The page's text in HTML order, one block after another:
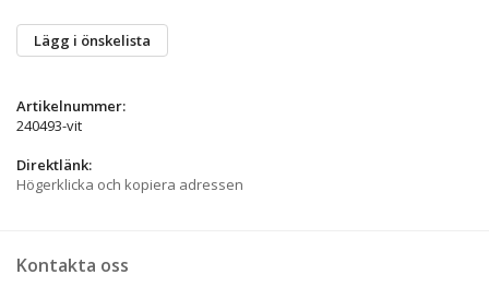
Lägg i önskelista
Artikelnummer:
240493-vit
Direktlänk:
Högerklicka och kopiera adressen
Kontakta oss